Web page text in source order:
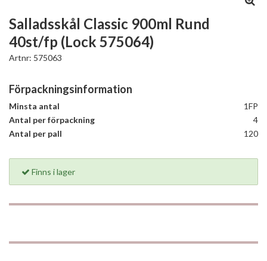
Salladsskål Classic 900ml Rund
40st/fp (Lock 575064)
Artnr: 575063
Förpackningsinformation
Minsta antal
1FP
Antal per förpackning
4
Antal per pall
120
Finns i lager